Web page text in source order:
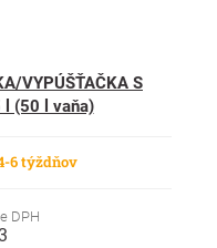
VYPÚŠŤAČKA S
l (50 l vaňa)
6 týždňov
DPH